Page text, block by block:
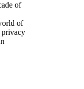
of
of
privacy